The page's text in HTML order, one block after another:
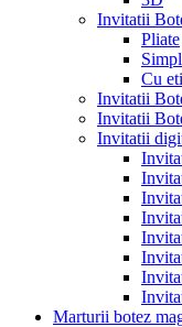
Invitatii
Pliate
Cu
Invitatii
Invitatii
Invitatii
Marturii botez